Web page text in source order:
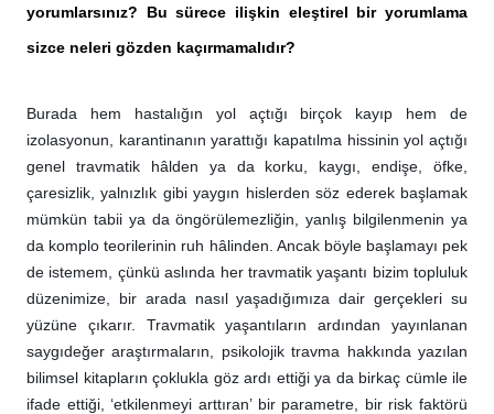
yorumlarsınız? Bu sürece ilişkin eleştirel bir yorumlama
sizce neleri gözden kaçırmamalıdır?
Burada hem hastalığın yol açtığı birçok kayıp hem de
izolasyonun, karantinanın yarattığı kapatılma hissinin yol açtığı
genel travmatik hâlden ya da korku, kaygı, endişe, öfke,
çaresizlik, yalnızlık gibi yaygın hislerden söz ederek başlamak
mümkün tabii ya da öngörülemezliğin, yanlış bilgilenmenin ya
da komplo teorilerinin ruh hâlinden. Ancak böyle başlamayı pek
de istemem, çünkü aslında her travmatik yaşantı bizim topluluk
düzenimize, bir arada nasıl yaşadığımıza dair gerçekleri su
yüzüne çıkarır. Travmatik yaşantıların ardından yayınlanan
saygıdeğer araştırmaların, psikolojik travma hakkında yazılan
bilimsel kitapların çoklukla göz ardı ettiği ya da birkaç cümle ile
ifade ettiği, ‘etkilenmeyi arttıran’ bir parametre, bir risk faktörü